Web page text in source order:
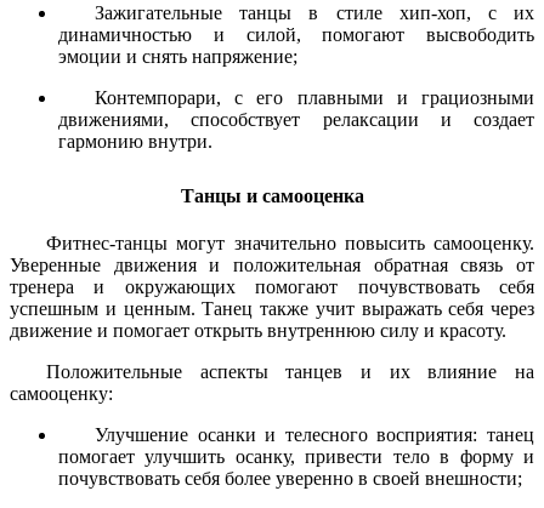
Зажигательные танцы в стиле хип-хоп, с их
динамичностью и силой, помогают высвободить
эмоции и снять напряжение;
Контемпорари, с его плавными и грациозными
движениями, способствует релаксации и создает
гармонию внутри.
Танцы и самооценка
Фитнес-танцы могут значительно повысить самооценку.
Уверенные движения и положительная обратная связь от
тренера и окружающих помогают почувствовать себя
успешным и ценным. Танец также учит выражать себя через
движение и помогает открыть внутреннюю силу и красоту.
Положительные аспекты танцев и их влияние на
самооценку:
Улучшение осанки и телесного восприятия: танец
помогает улучшить осанку, привести тело в форму и
почувствовать себя более уверенно в своей внешности;